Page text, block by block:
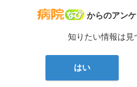
病院なび
からのアン
知りたい情報は見
はい